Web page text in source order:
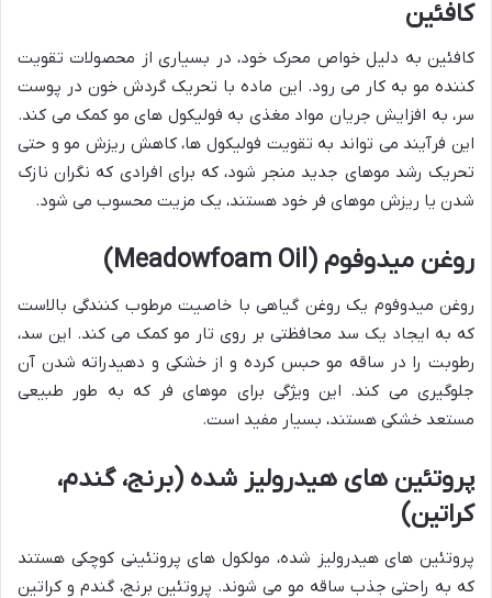
کافئین
کافئین به دلیل خواص محرک خود، در بسیاری از محصولات تقویت
کننده مو به کار می رود. این ماده با تحریک گردش خون در پوست
سر، به افزایش جریان مواد مغذی به فولیکول های مو کمک می کند.
این فرآیند می تواند به تقویت فولیکول ها، کاهش ریزش مو و حتی
تحریک رشد موهای جدید منجر شود، که برای افرادی که نگران نازک
شدن یا ریزش موهای فر خود هستند، یک مزیت محسوب می شود.
روغن میدوفوم (Meadowfoam Oil)
روغن میدوفوم یک روغن گیاهی با خاصیت مرطوب کنندگی بالاست
که به ایجاد یک سد محافظتی بر روی تار مو کمک می کند. این سد،
رطوبت را در ساقه مو حبس کرده و از خشکی و دهیدراته شدن آن
جلوگیری می کند. این ویژگی برای موهای فر که به طور طبیعی
مستعد خشکی هستند، بسیار مفید است.
پروتئین های هیدرولیز شده (برنج، گندم،
کراتین)
پروتئین های هیدرولیز شده، مولکول های پروتئینی کوچکی هستند
که به راحتی جذب ساقه مو می شوند. پروتئین برنج، گندم و کراتین